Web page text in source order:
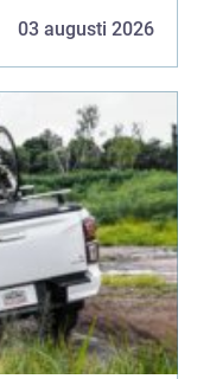
03 augusti 2026